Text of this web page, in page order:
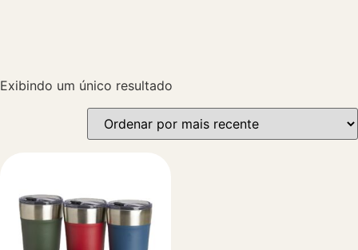
Exibindo um único resultado